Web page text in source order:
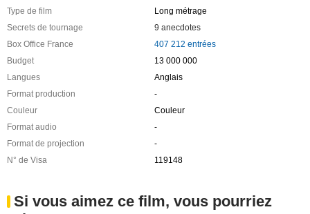
Type de film
Long métrage
Secrets de tournage
9 anecdotes
Box Office France
407 212 entrées
Budget
13 000 000
Langues
Anglais
Format production
-
Couleur
Couleur
Format audio
-
Format de projection
-
N° de Visa
119148
Si vous aimez ce film, vous pourriez